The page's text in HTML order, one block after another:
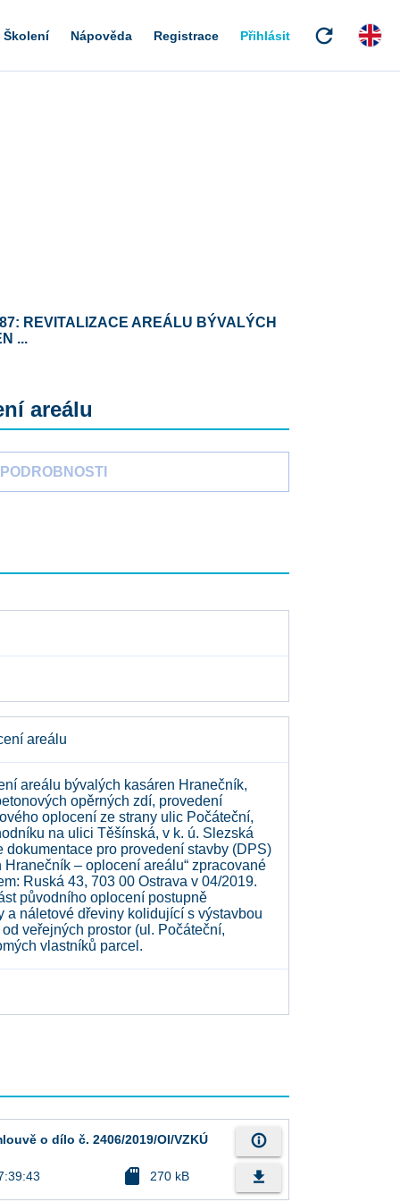
Školení Nápověda Registrace Přihlásit refresh
REVITALIZACE AREÁLU BÝVALÝCH
...
areálu
PODROBNOSTI
areálu
areálu bývalých kasáren Hranečník,
opěrných zdí, provedení
oplocení ze strany ulic Počáteční,
na ulici Těšínská, v k. ú. Slezská
dokumentace pro provedení stavby (DPS)
– oplocení areálu“ zpracované
Ruská 43, 703 00 Ostrava v 04/2019.
původního oplocení postupně
a náletové dřeviny kolidující s výstavbou
veřejných prostor (ul. Počáteční,
vlastníků parcel.
o dílo č. 2406/2019/OI/VZKÚ
sd_card 270 kB
info_outline
file_download